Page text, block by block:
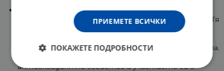
Монаколин К е естествена биоактивна съставка,
която се съдържа в червения ферментирал ориз. Тя
подпомага нормалната работа на
поддържането на баланса на липидите в организма.
антиоксидантни свойства и участието си в
ПРИЕМЕТЕ ВСИЧКИ
ПОКАЖЕТЕ ПОДРОБНОСТИ